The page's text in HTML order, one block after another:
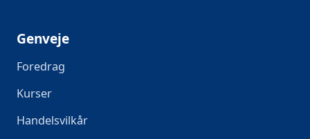
Genveje
Foredrag
Kurser
Handelsvilkår